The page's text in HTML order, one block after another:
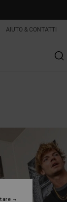
AIUTO & CONTATTI